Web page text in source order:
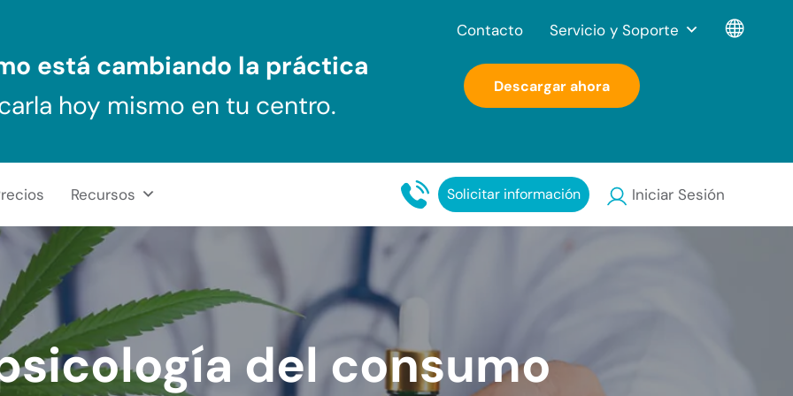
está cambiando la práctica
hoy mismo en tu centro.
Descargar ahora
Recursos Solicitar información Iniciar Sesión
Contacto Servicio y Soporte
del consumo